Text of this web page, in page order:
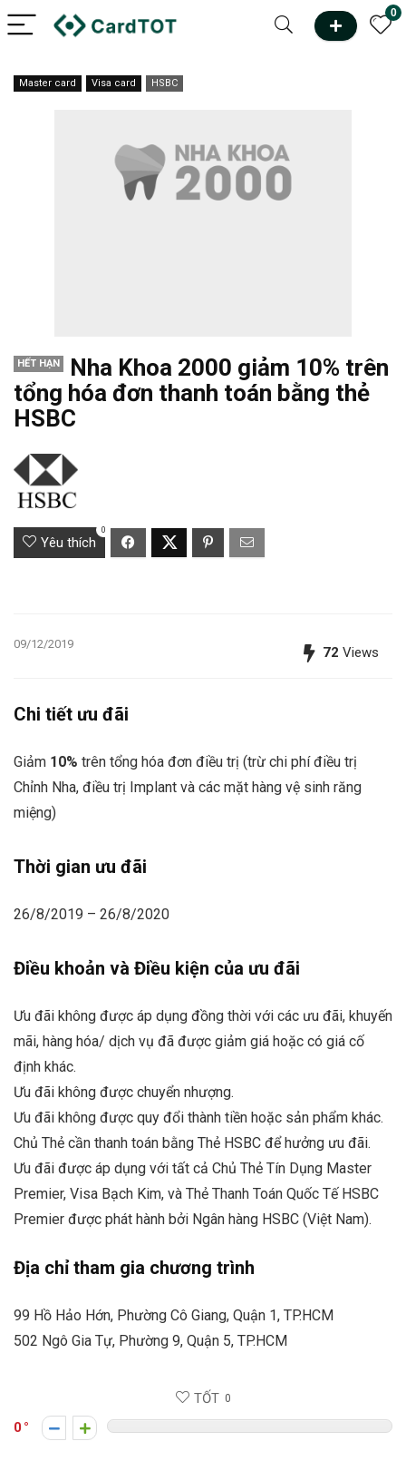
0
Master card Visa card HSBC
HẾT HẠN
Nha Khoa 2000 giảm 10% trên
tổng hóa đơn thanh toán bằng thẻ
HSBC
Yêu thích
0
09/12/2019
72 Views
Chi tiết ưu đãi
Giảm 10% trên tổng hóa đơn điều trị (trừ chi phí điều trị
Chỉnh Nha, điều trị Implant và các mặt hàng vệ sinh răng
miệng)
Thời gian ưu đãi
26/8/2019 – 26/8/2020
Điều khoản và Điều kiện của ưu đãi
Ưu đãi không được áp dụng đồng thời với các ưu đãi, khuyến
mãi, hàng hóa/ dịch vụ đã được giảm giá hoặc có giá cố
định khác.
Ưu đãi không được chuyển nhượng.
Ưu đãi không được quy đổi thành tiền hoặc sản phẩm khác.
Chủ Thẻ cần thanh toán bằng Thẻ HSBC để hưởng ưu đãi.
Ưu đãi được áp dụng với tất cả Chủ Thẻ Tín Dụng Master
Premier, Visa Bạch Kim, và Thẻ Thanh Toán Quốc Tế HSBC
Premier được phát hành bởi Ngân hàng HSBC (Việt Nam).
Địa chỉ tham gia chương trình
99 Hồ Hảo Hớn, Phường Cô Giang, Quận 1, TP.HCM
502 Ngô Gia Tự, Phường 9, Quận 5, TP.HCM
TỐT 0
0